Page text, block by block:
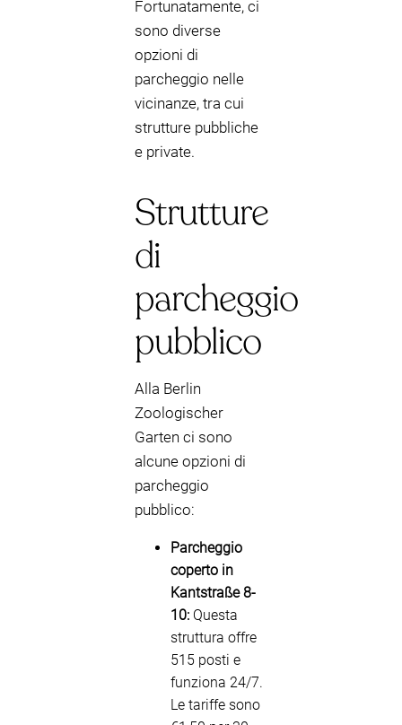
Fortunatamente, ci
sono diverse
opzioni di
parcheggio nelle
vicinanze, tra cui
strutture pubbliche
e private.
Strutture
di
parcheggio
pubblico
Alla Berlin
Zoologischer
Garten ci sono
alcune opzioni di
parcheggio
pubblico:
Parcheggio
coperto in
Kantstraße 8-
10: Questa
struttura offre
515 posti e
funziona 24/7.
Le tariffe sono